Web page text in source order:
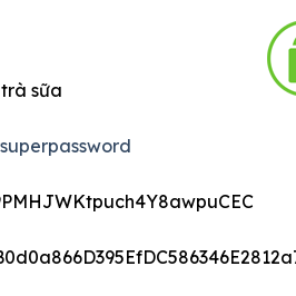
sữa